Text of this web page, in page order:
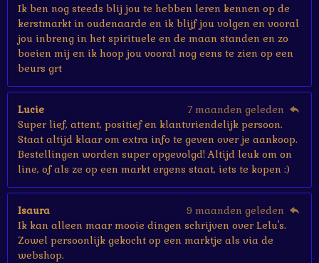
Ik ben nog steeds blij jou te hebben leren kennen op de
kerstmarkt in oudenaarde en ik blijf jou volgen en vooral
jou inbreng in het spirituele en de maan standen en zo
boeien mij en ik hoop jou vooral nog eens te zien op een
beurs grt
Lucie
7 maanden geleden
Super lief, attent, positief en klantvriendelijk persoon.
Staat altijd klaar om extra info te geven over je aankoop.
Bestellingen worden super opgevolgd! Altijd leuk om on
line, of als ze op een markt ergens staat, iets te kopen :)
Isaura
9 maanden geleden
Ik kan alleen maar mooie dingen schrijven over Lelu's.
Zowel persoonlijk gekocht op een marktje als via de
webshop.